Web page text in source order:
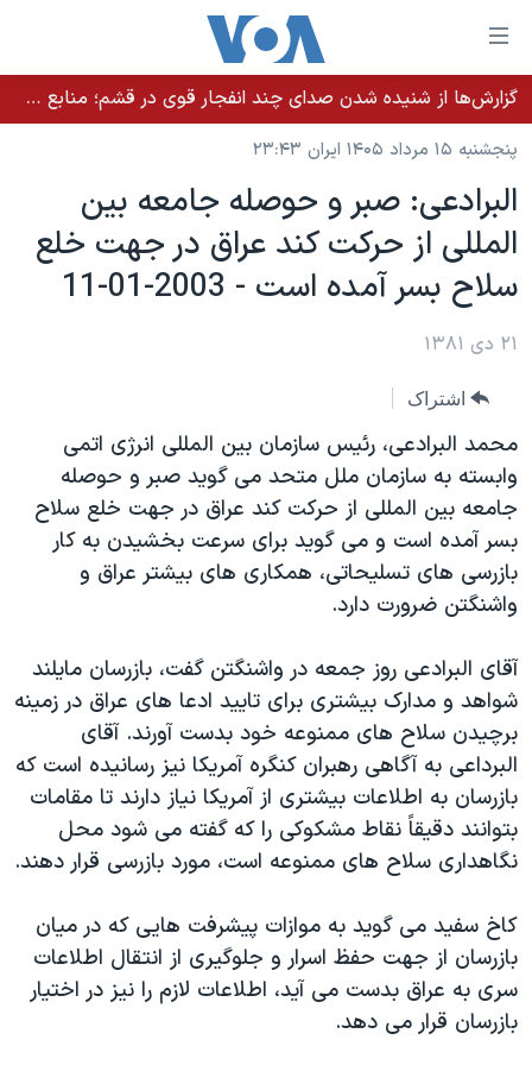
لینکهای
قابل
دسترسی
جهش
محتوای
اصلی
جهش
به
صفحه
جهش
جستجو
خانه
نسخه سبک وب‌سایت
موضوع ها
ایران
آمریکا
جهان
ویژه برنامه‌ها
ویدیوها
فرهنگ و زندگی
حقوق شهروندی
علم و فناوری
اسرائیل در جنگ
گالری عکس
آرشیو پخش زنده
برنامه های تلویزیونی
جدول برنامه ها
صفحه‌های ویژه
۲۵۰سالگی آمریکا
بایگانی برنامه‌های تلویزیونی
مستندها
انتخابات ریاست جمهوری آمریکا ۲۰۲۴
رمز مهسا
ورزش زنان در ایران
اعتراضات زن، زندگی، آزادی
مجموعه مستندهای دادخواهی
تریبونال مردمی آبان ۹۸
چهل سال گروگان‌گیری
قانون شفافیت دارائی کادر رهبری ایران
اعتراضات مردمی آبان ۹۸
فرکانس‌های صدای آمریکا
یادگیری زبان انگلیسی
دنبال کنید
زبانهای مختلف
گزارش‌ها از شنیده شدن صدای چند انفجار قوی در قشم؛ منابع حکومتی می‌گویند درگیری در تنگه هرمز بود
پنجشنبه ۱۵ مرداد ۱۴۰۵ ایران ۲۳:۴۳
البرادعی: صبر و حوصله جامعه بين
المللی از حرکت کند عراق در جهت خلع
سلاح بسر آمده است - 2003-01-11
۲۱ دی ۱۳۸۱
اشتراک
محمد البرادعی، رئيس سازمان بين المللی انرژی اتمی
وابسته به سازمان ملل متحد می گويد صبر و حوصله
جامعه بين المللی از حرکت کند عراق در جهت خلع سلاح
بسر آمده است و می گويد برای سرعت بخشيدن به کار
بازرسی های تسليحاتی، همکاری های بيشتر عراق و
واشنگتن ضرورت دارد.
آقای البرادعی روز جمعه در واشنگتن گفت، بازرسان مايلند
شواهد و مدارک بيشتری برای تاييد ادعا های عراق در زمينه
برچيدن سلاح های ممنوعه خود بدست آورند. آقای
البرداعی به آگاهی رهبران کنگره آمريکا نيز رسانيده است که
بازرسان به اطلاعات بيشتری از آمريکا نياز دارند تا مقامات
بتوانند دقيقاً نقاط مشکوکی را که گفته می شود محل
نگاهداری سلاح های ممنوعه است، مورد بازرسی قرار دهند.
کاخ سفيد می گويد به موازات پيشرفت هايی که در ميان
بازرسان از جهت حفظ اسرار و جلوگيری از انتقال اطلاعات
سری به عراق بدست می آيد، اطلاعات لازم را نيز در اختيار
بازرسان قرار می دهد.